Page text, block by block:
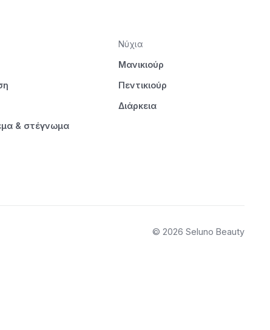
& στέγνωμα
Νύχια
Μανικιούρ
Πεντικιούρ
Διάρκεια
© 2026 Seluno Beauty